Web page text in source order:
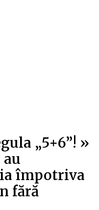
„5+6”! »
au
împotriva
fără